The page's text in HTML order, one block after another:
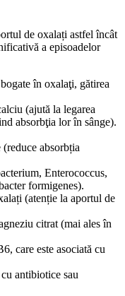
de oxalați astfel încât
a episoadelor
în oxalaţi, gătirea
(ajută la legarea
absorbţia lor în sânge).
absorbția
Enterococcus,
formigenes).
(atenție la aportul de
citrat (mai ales în
care este asociată cu
antibiotice sau